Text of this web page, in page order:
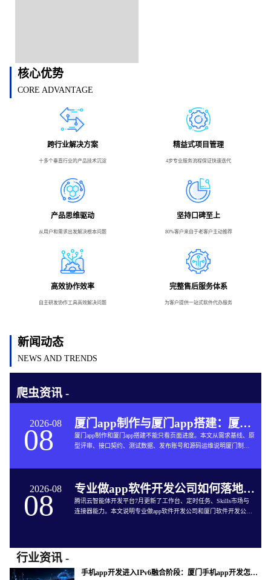
核心优势
CORE ADVANTAGE
跨行业解决方案
十多个垂直行业的产品技术沉淀
精益式项目管理
4步专业服务流程保证快速迭代
产品思维驱动
从用户和需求出发解决根本问题
坚持口碑至上
80%客户来自于老客户主动推荐
高效协作效率
自主研发协作工具高效解决问题
完整售后服务体系
为客户提供一站式软件代办服务
新闻动态
NEWS AND TRENDS
爬虫资讯 -
2026-08
08 厦门app制作与厦门app搭建：厦门App开发的六个交付关口
厦门app制作和厦门app搭建不能只看页面进度。本文从需求基线、原
型评审、接口契约、测试数据、发布账号和源码运维说明厦门制作
2026-08
08 专业做app软件开发公司如何落地企业智能体工作台
腾讯云智能体开发平台7月更新了工作台、定时任务、Skills市场与
连接器能力。本文说明专业做app软件开发公司和厦门软件开发公司
行业资讯 -
手机app开发进入IPv6融合阶段：厦门手机app开发怎样验收真实网络